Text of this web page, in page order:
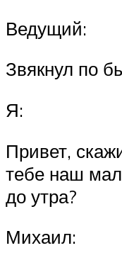
Ведущий:
Звякнул по
Я:
Привет,
тебе наш
до утра?
Михаил: